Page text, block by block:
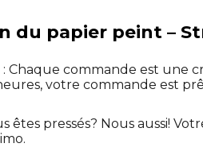
du papier peint –
: Chaque commande est une
votre commande est
êtes pressés? Nous aussi!